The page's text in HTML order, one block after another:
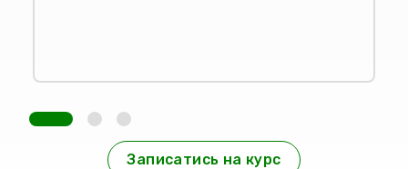
1 2 3
Записатись на курс